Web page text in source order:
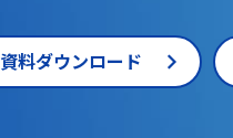
資料ダウンロード